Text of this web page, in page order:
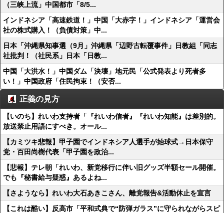
（三峡上流」中国都市「8/5...
インドネシア「高速鉄道！」中国「大赤字！」インドネシア「運営会
社の株式購入！（負債対策」中...
日本「沖縄県知事選（9月」沖縄県「辺野古転覆事件」日教組「同志
社批判！（社民系」日本「日教...
中国「大洪水！」中国ダム「決壊」地元民「公式発表より死者多
い！」中国政府「住民拘束！（安否...
正義の見方
【いのち】れいわ支持者「『れいわ信者』『れいわ知能』は差別的。
放送禁止用語にすべき。オール...
【カミツキ悲報】甲子園でインドネシア人選手が始球式→日本保守
党・百田尚樹代表「甲子園を政治...
【悲報】テレ朝「れいわ、新党移行に伴い旧グッズ半額セール開催。
でも『秘書給与疑惑』あるよね...
【さようなら】れいわ大石あきこさん、離党報告&活動休止を宣言
【これは酷い】反高市「平和式典で“防弾ガラス”に守られながらスピ